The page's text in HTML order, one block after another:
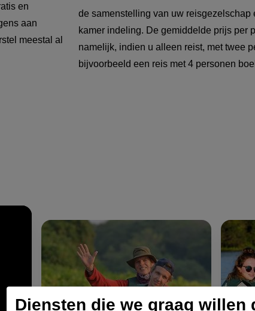
en
aan
meestal al
de samenstelling van uw reisgezelschap
kamer indeling. De gemiddelde prijs per
namelijk, indien u alleen reist, met twee
bijvoorbeeld een reis met 4 personen
Diensten die we graag willen